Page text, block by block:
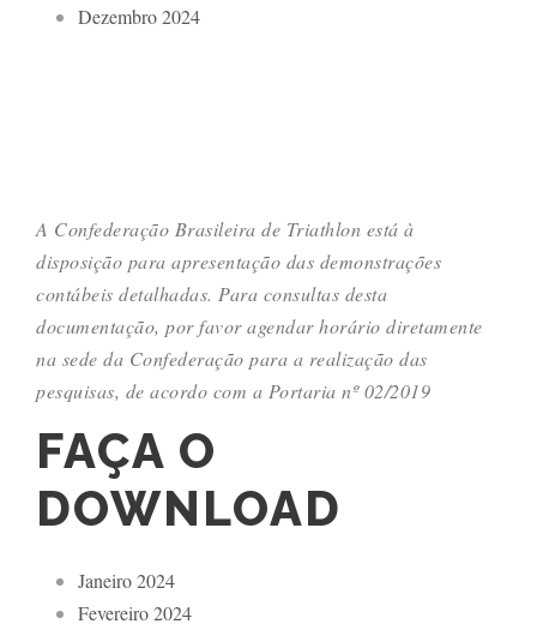
Dezembro 2024
A Confederação Brasileira de Triathlon está à
disposição para apresentação das demonstrações
contábeis detalhadas. Para consultas desta
documentação, por favor agendar horário diretamente
na sede da Confederação para a realização das
pesquisas, de acordo com a Portaria nº 02/2019
FAÇA O
DOWNLOAD
Janeiro 2024
Fevereiro 2024